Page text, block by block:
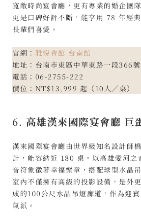
寬敞時尚宴會廳，更有專業的婚企團
更是口碑好評不斷，能享用 78 年經
長輩們喜愛。
官網： 雅悅會館 台南館
地址：台南市東區中華東路一段366號
電話：06-2755-222
價位：NT$13,999 起（10人／桌）
6. 高雄漢來國際宴會廳 巨
漢來國際宴會廳由世界級知名設計師
計，能容納近 180 桌。以高雄愛河之
音符象徵著幸福樂章，搭配球型水晶
室內不僅擁有高級的投影設備，是外
成的100公尺水晶吊燈廊道，作為迎
氣派。